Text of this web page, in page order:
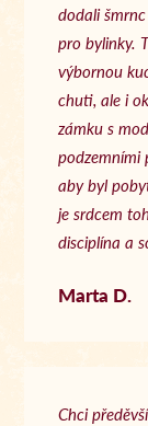
dodali
pro bylinky.
výbornou
chuti, ale i
zámku s
podzemními
aby byl
je srdcem
disciplína a
Marta D.
Chci